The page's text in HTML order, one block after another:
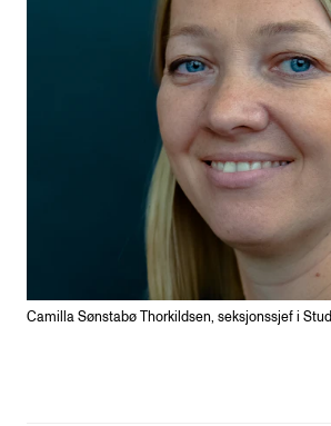
Camilla Sønstabø Thorkildsen, seksjonssjef i